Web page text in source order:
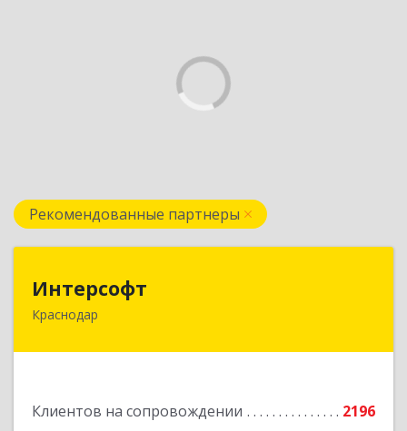
Рекомендованные партнеры
Интерсофт
Краснодар
Клиентов на сопровождении
2196
350020, Краснодарский край, Краснодар г,